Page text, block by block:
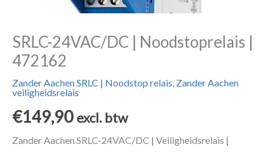
SRLC-24VAC/DC | Noodstoprelais |
472162
Zander Aachen SRLC | Noodstop relais, Zander Aachen
veiligheidsrelais
€149,90 excl. btw
Zander Aachen SRLC-24VAC/DC | Veiligheidsrelais |